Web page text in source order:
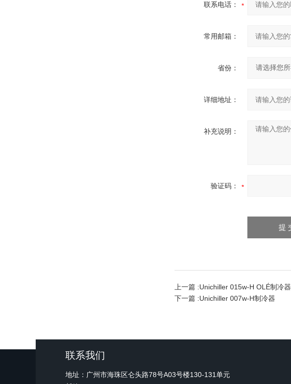
联系电话：
常用邮箱：
省份：
详细地址：
补充说明：
验证码：
上一篇 :Unichiller 015w-H OLÉ制冷器
下一篇 :Unichiller 007w-H制冷器
联系我们
地址：广州市海珠区仑头路78号A03号楼130-131单元